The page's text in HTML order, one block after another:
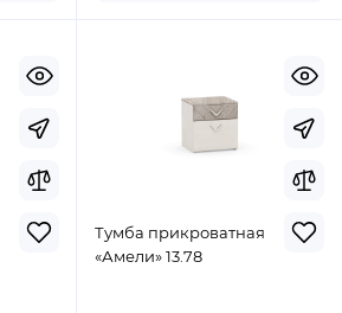
Тумба прикроватная
«Амели» 13.78